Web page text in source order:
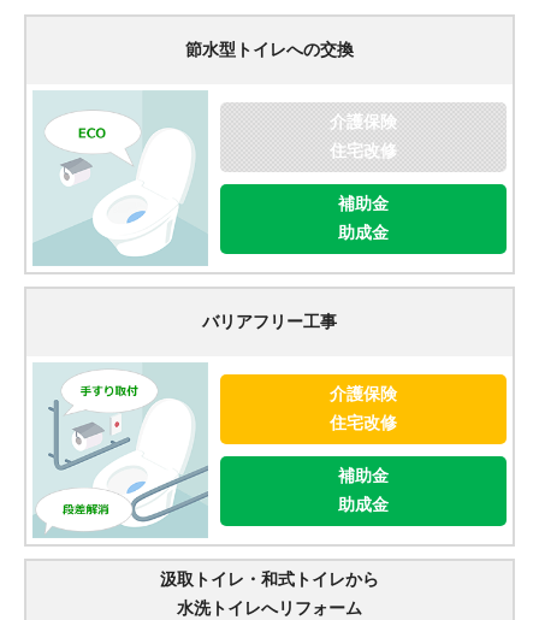
節水型トイレへの交換
介護保険
住宅改修
補助金
助成金
バリアフリー工事
介護保険
住宅改修
補助金
助成金
汲取トイレ・和式トイレから
水洗トイレへリフォーム